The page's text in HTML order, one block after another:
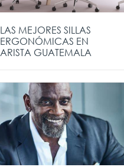
LAS MEJORES SILLAS
ERGONÓMICAS EN
ARISTA GUATEMALA